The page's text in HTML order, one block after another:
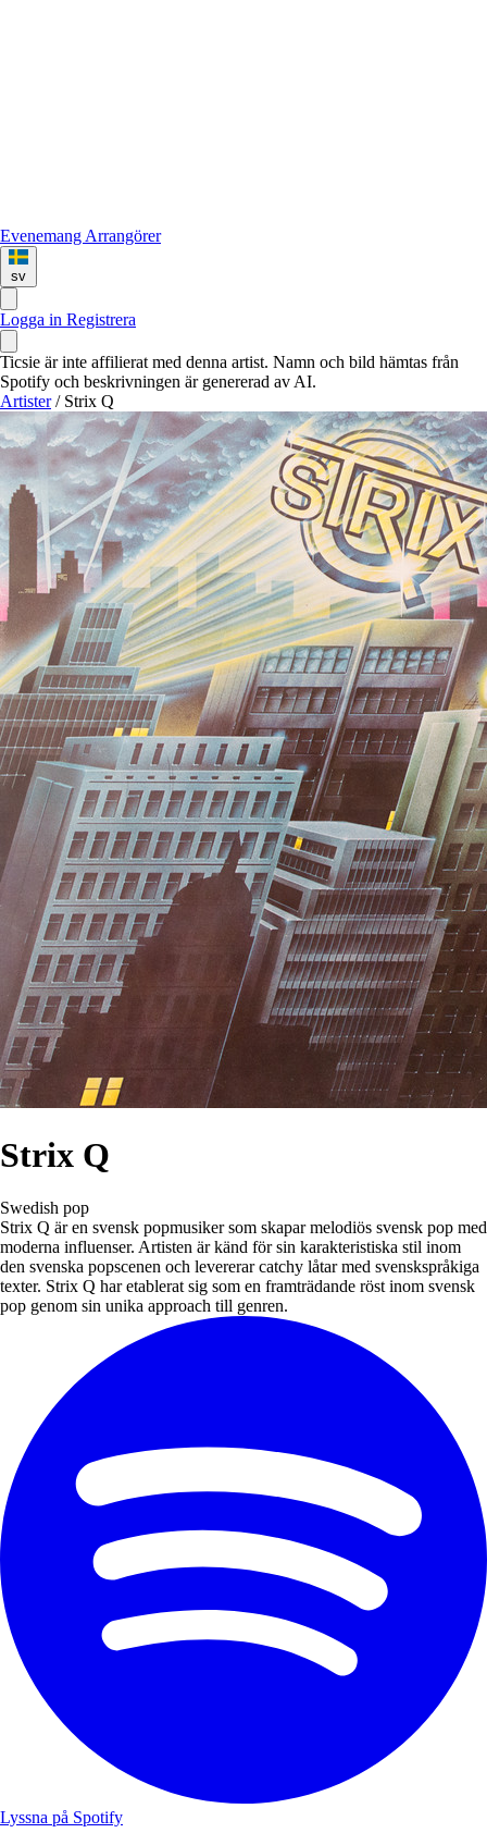
Evenemang Arrangörer
sv
Logga in Registrera
Ticsie är inte affilierat med denna artist. Namn och bild hämtas från
Spotify och beskrivningen är genererad av AI.
Artister / Strix Q
Strix Q
Swedish pop
Strix Q är en svensk popmusiker som skapar melodiös svensk pop med
moderna influenser. Artisten är känd för sin karakteristiska stil inom
den svenska popscenen och levererar catchy låtar med svenskspråkiga
texter. Strix Q har etablerat sig som en framträdande röst inom svensk
pop genom sin unika approach till genren.
Lyssna på Spotify